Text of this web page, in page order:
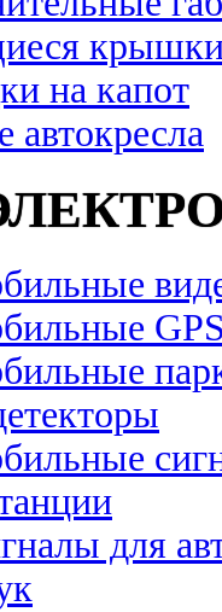
на капот
автокресла
для